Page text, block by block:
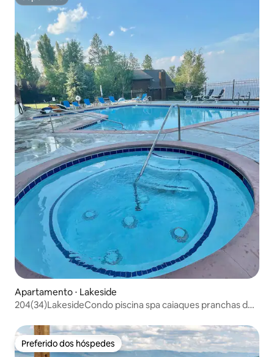
Superhost
Apartamento ⋅ Lakeside
204(34)LakesideCondo piscina spa caiaques pranchas de
Preferido dos hóspedes
Preferido dos hóspedes